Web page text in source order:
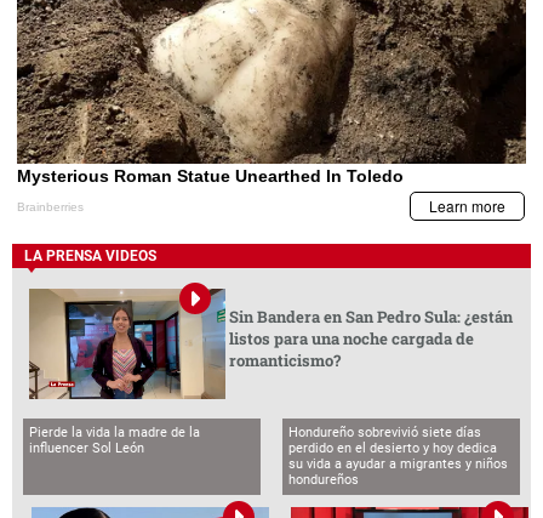
LA PRENSA VIDEOS
Sin Bandera en San Pedro Sula: ¿están
listos para una noche cargada de
romanticismo?
Pierde la vida la madre de la
influencer Sol León
Hondureño sobrevivió siete días
perdido en el desierto y hoy dedica
su vida a ayudar a migrantes y niños
hondureños